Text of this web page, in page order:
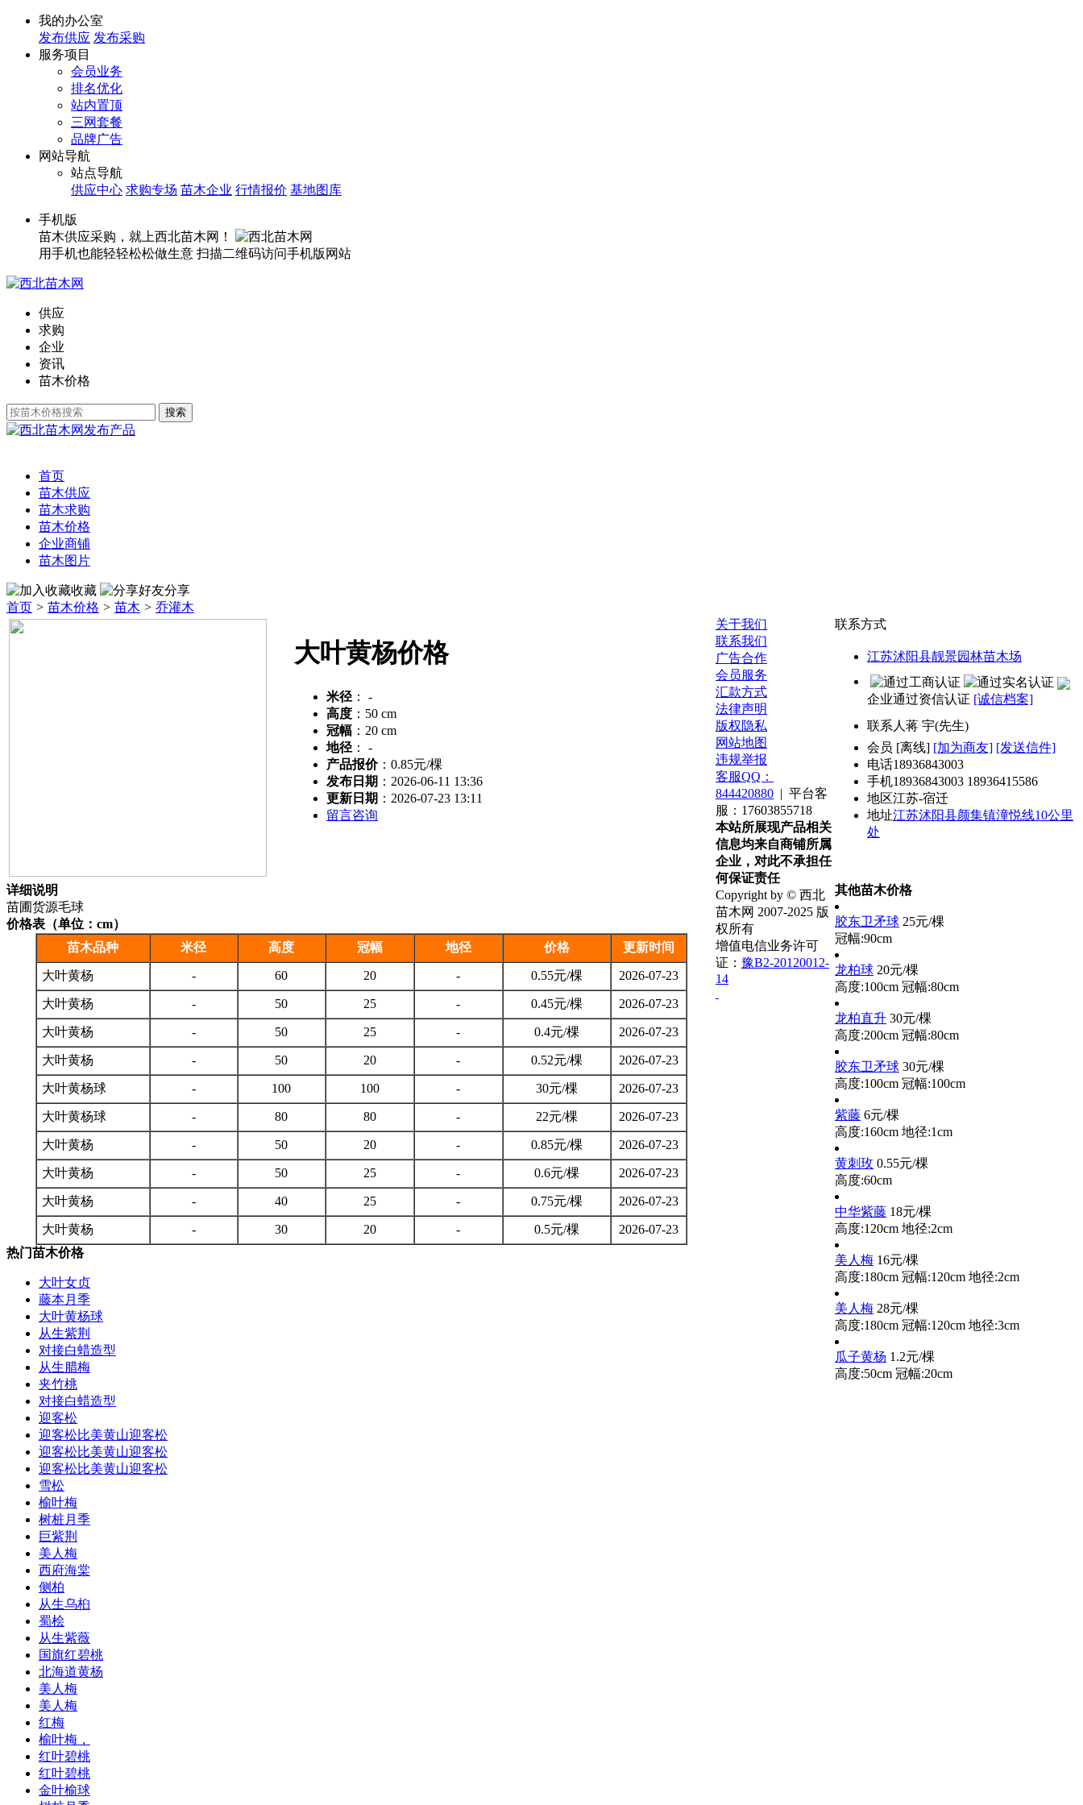
我的办公室
发布供应 发布采购
服务项目
会员业务
排名优化
站内置顶
三网套餐
品牌广告
网站导航
站点导航
供应中心 求购专场 苗木企业 行情报价 基地图库
手机版
苗木供应采购，就上西北苗木网！
用手机也能轻轻松松做生意 扫描二维码访问手机版网站
供应
求购
企业
资讯
苗木价格
发布产品
首页
苗木供应
苗木求购
苗木价格
企业商铺
苗木图片
收藏
分享
首页 > 苗木价格 > 苗木 > 乔灌木
大叶黄杨价格
米径 ：
-
高度 ： 50 cm
冠幅 ： 20 cm
地径 ：
-
产品报价： 0.85元/棵
发布日期 ：2026-06-11 13:36
更新日期 ：2026-07-23 13:11
留言咨询
联系方式
江苏沭阳县靓景园林苗木场
企业通过资信认证 [诚信档案]
联系人 蒋 宇(先生)
会员 [离线] [加为商友] [发送信件]
电话18936843003
手机18936843003 18936415586
地区江苏-宿迁
地址江苏沭阳县颜集镇潼悦线10公里
处
详细说明
苗圃货源毛球
价格表（单位：cm）
苗木品种
米径 高度 冠幅 地径 价格 更新时间
大叶黄杨 - 60 20 - 0.55元/棵 2026-07-23
大叶黄杨 - 50 25 - 0.45元/棵 2026-07-23
大叶黄杨 - 50 25 - 0.4元/棵 2026-07-23
大叶黄杨 - 50 20 - 0.52元/棵 2026-07-23
大叶黄杨球 - 100 100 - 30元/棵 2026-07-23
大叶黄杨球 - 80 80 - 22元/棵 2026-07-23
大叶黄杨 - 50 20 - 0.85元/棵 2026-07-23
大叶黄杨 - 50 25 - 0.6元/棵 2026-07-23
大叶黄杨 - 40 25 - 0.75元/棵 2026-07-23
大叶黄杨 - 30 20 - 0.5元/棵
2026-07-23
热门苗木价格
大叶女贞
藤本月季
大叶黄杨球
从生紫荆
对接白蜡造型
从生腊梅
夹竹桃
对接白蜡造型
迎客松
迎客松比美黄山迎客松
迎客松比美黄山迎客松
迎客松比美黄山迎客松
雪松
榆叶梅
树桩月季
巨紫荆
美人梅
西府海棠
侧柏
从生乌桕
蜀桧
从生紫薇
国旗红碧桃
北海道黄杨
美人梅
美人梅
红梅
榆叶梅，
红叶碧桃
红叶碧桃
金叶榆球
其他苗木价格
胶东卫矛球 25元/棵
冠幅:90cm
龙柏球 20元/棵
高度:100cm 冠幅:80cm
龙柏直升 30元/棵
高度:200cm 冠幅:80cm
胶东卫矛球 30元/棵
高度:100cm 冠幅:100cm
紫藤 6元/棵
高度:160cm 地径:1cm
黄刺玫 0.55元/棵
高度:60cm
中华紫藤 18元/棵
高度:120cm 地径:2cm
美人梅 16元/棵
高度:180cm 冠幅:120cm 地径:2cm
美人梅 28元/棵
高度:180cm 冠幅:120cm 地径:3cm
瓜子黄杨 1.2元/棵
高度:50cm 冠幅:20cm
关于我们
联系我们
广告合作
会员服务
汇款方式
法律声明
版权隐私
网站地图
违规举报
客服QQ：
844420880 | 平台客
服：17603855718
本站所展现产品相关
信息均来自商铺所属
企业，对此不承担任
何保证责任
Copyright by © 西北
苗木网 2007-2025 版
权所有
增值电信业务许可
证： 豫B2-20120012-
14